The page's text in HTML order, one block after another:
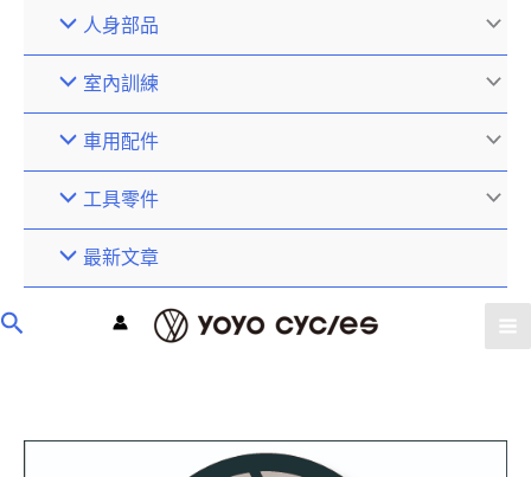
人身部品
室內訓練
車用配件
工具零件
最新文章